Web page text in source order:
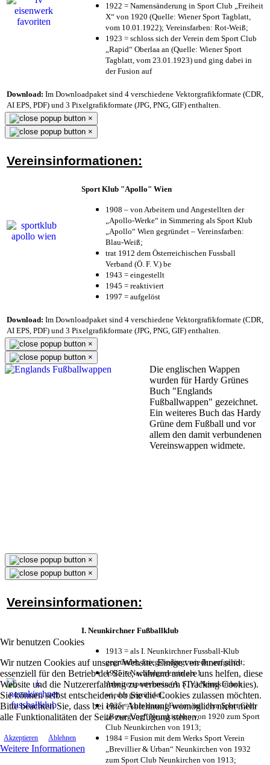
Wir benutzen Cookies
Wir nutzen Cookies auf unserer Website. Einige von ihnen sind
essenziell für den Betrieb der Seite, während andere uns helfen, diese
Website und die Nutzererfahrung zu verbessern (Tracking Cookies).
Sie können selbst entscheiden, ob Sie die Cookies zulassen möchten.
Bitte beachten Sie, dass bei einer Ablehnung womöglich nicht mehr
alle Funktionalitäten der Seite zur Verfügung stehen.
Akzeptieren Ablehnen
Weitere Informationen
1922 = Namensänderung in Sport Club „Freiheit
X“ von 1920 (Quelle: Wiener Sport Tagblatt,
vom 10.01.1922); Vereinsfarben: Rot-Weiß;
1923 = schloss sich der Verein dem Sport Club
„Rapid“ Oberlaa an (Quelle: Wiener Sport
Tagblatt, vom 23.01.1923) und ging dabei in
der Fusion auf
Download: Im Downloadpaket sind 4 verschiedene Vektorgrafikformate (CDR,
AI EPS, PDF) und 3 Pixelgrafikformate (JPG, PNG, GIF) enthalten.
×
×
Vereinsinformationen:
Sport Klub "Apollo" Wien
1908 – von Arbeitern und Angestellten der
„Apollo-Werke“ in Simmering als Sport Klub
„Apollo“ Wien gegründet – Vereinsfarben:
Blau-Weiß;
trat 1912 dem Österreichischen Fussball
Verband (Ö. F. V.) be
1943 = eingestellt
1945 = reaktiviert
1997 = aufgelöst
Download: Im Downloadpaket sind 4 verschiedene Vektorgrafikformate (CDR,
AI EPS, PDF) und 3 Pixelgrafikformate (JPG, PNG, GIF) enthalten.
×
×
Die englischen Wappen
wurden für Hardy Grünes
Buch "Englands
Fußballwappen" gezeichnet.
Ein weiteres Buch das Hardy
Grüne dem Fußball und vor
allem den damit verbundenen
Vereinswappen widmete.
×
×
Vereinsinformationen:
I. Neunkirchner Fußballklub
1913 = als I. Neunkirchner Fussball-Klub
gegründet, kriegsbedingt wieder aufgelöst;
1925 = Nachfolgeverein als 1.
Arbeitersportverein (A. S. V.) Neunkirchen
wieder gegründet;
1925 = kurz darauf Fusion mit dem Sport Club
„Bewegung“ Neunkirchen von 1920 zum Sport
Club Neunkirchen von 1913;
1984 = Fusion mit dem Werks Sport Verein
„Brevillier & Urban“ Neunkirchen von 1932
zum Sport Club Neunkirchen von 1913;